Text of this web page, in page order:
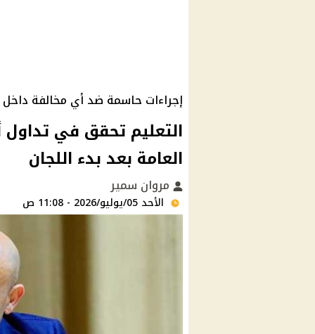
إجراءات حاسمة ضد أي مخالفة داخل
التعليم تحقق في تداول
العامة بعد بدء اللجان
مروان سمير
الأحد 05/يوليو/2026 - 11:08 ص